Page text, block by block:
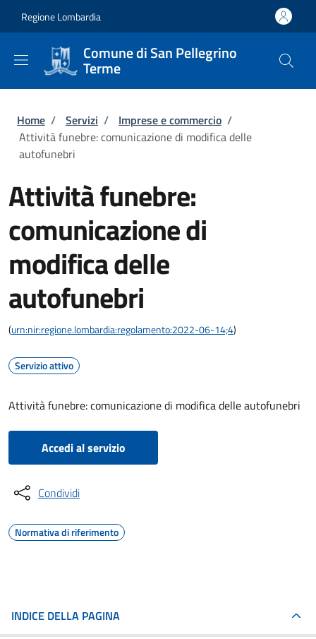
Regione Lombardia
Comune di San Pellegrino
Terme
Briciole di pane
Home / Servizi / Imprese e commercio /
Attività funebre: comunicazione di modifica delle
autofunebri
Attività funebre:
comunicazione di
modifica delle
autofunebri
(urn:nir:regione.lombardia:regolamento:2022-06-14;4)
Servizio attivo
Attività funebre: comunicazione di modifica delle autofunebri
Accedi al servizio
Condividi
Normativa di riferimento
INDICE DELLA PAGINA